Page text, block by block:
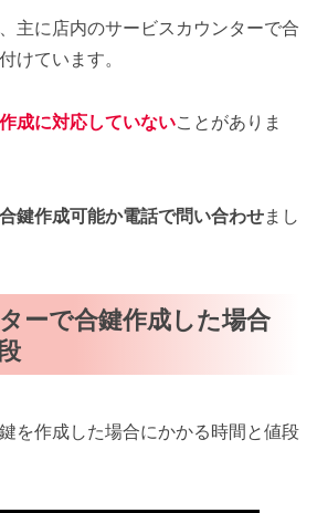
主に店内のサービスカウンターで合
けています。
成に対応していないことがありま
鍵作成可能か電話で問い合わせまし
ーで合鍵作成した場合
を作成した場合にかかる時間と値段